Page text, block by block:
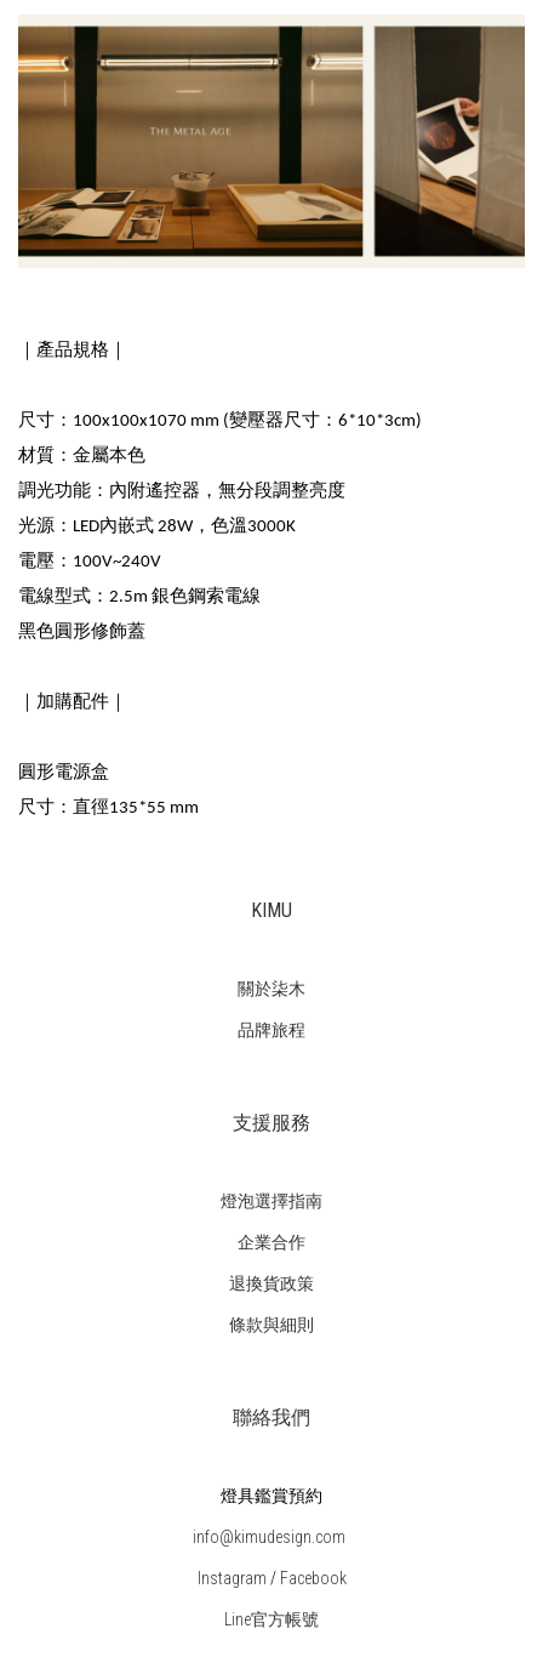
｜產品規格｜
尺寸：100x100x1070 mm (變壓器尺寸：6*10*3cm)
材質：金屬本色
調光功能：內附遙控器，無分段調整亮度
光源：LED內嵌式 28W，色溫3000K
電壓：100V~240V
電線型式：2.5m 銀色鋼索電線
黑色圓形修飾蓋
｜加購配件｜
圓形電源盒
尺寸：直徑135*55 mm
KIMU
關於柒木
品牌旅程
支援服務
燈泡選擇指南
企業合作
退換貨政策
條款與細則
聯絡我們
燈具鑑賞預約
info@kimudesign.com
Instagram / Facebook
Line官方帳號